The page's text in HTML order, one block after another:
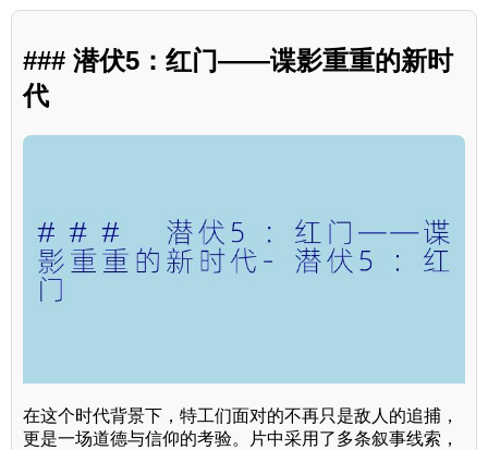
### 潜伏5：红门——谍影重重的新时
代
在这个时代背景下，特工们面对的不再只是敌人的追捕，
更是一场道德与信仰的考验。片中采用了多条叙事线索，